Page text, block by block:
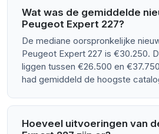
Wat was de gemiddelde
Peugeot Expert 227?
De mediane oorspronkelijke
Peugeot Expert 227 is €30.250.
liggen tussen €26.500 en
had gemiddeld de hoogste
Hoeveel uitvoeringen van